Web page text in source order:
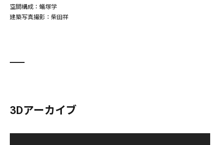
空間構成：蟻塚学
建築写真撮影：柴田祥
3Dアーカイブ